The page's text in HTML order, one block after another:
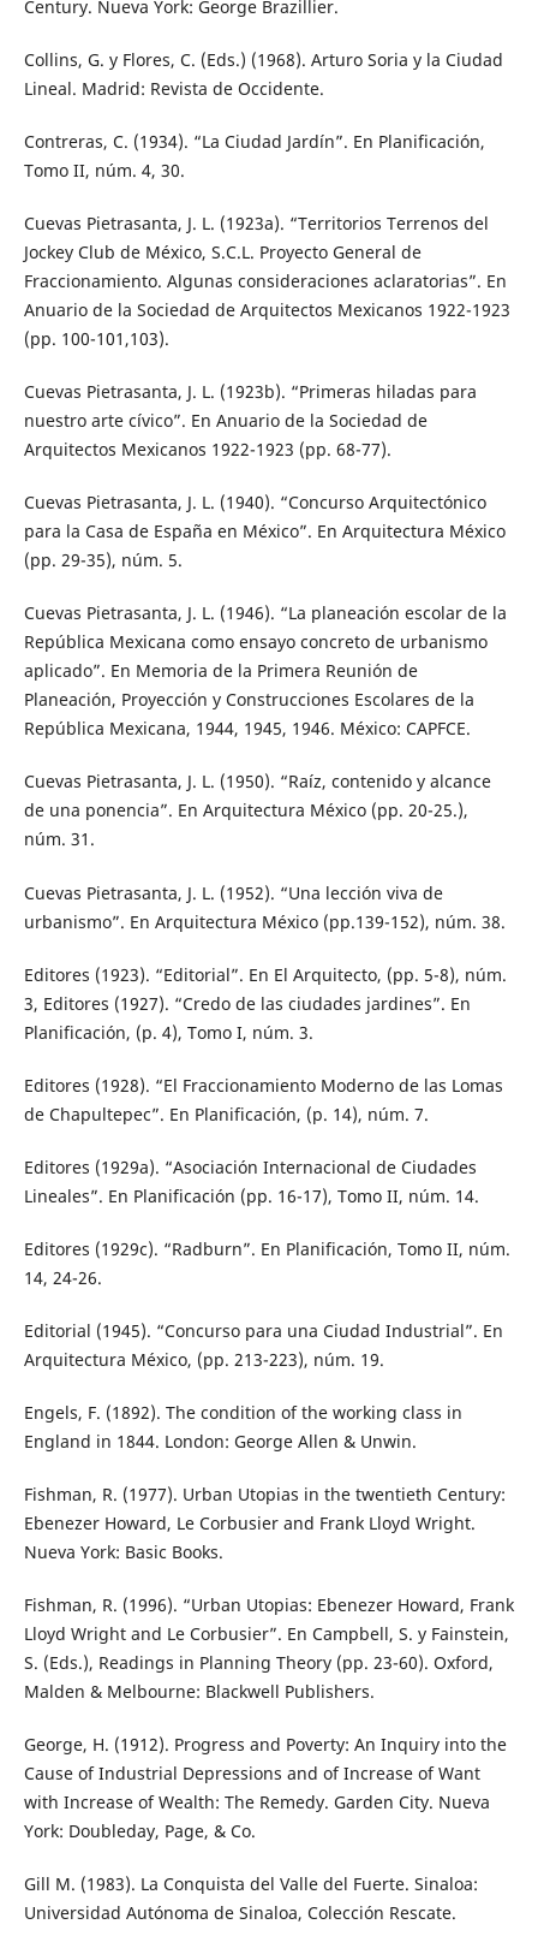
Century. Nueva York: George Brazillier.
Collins, G. y Flores, C. (Eds.) (1968). Arturo Soria y la Ciudad
Lineal. Madrid: Revista de Occidente.
Contreras, C. (1934). “La Ciudad Jardín”. En Planificación,
Tomo II, núm. 4, 30.
Cuevas Pietrasanta, J. L. (1923a). “Territorios Terrenos del
Jockey Club de México, S.C.L. Proyecto General de
Fraccionamiento. Algunas consideraciones aclaratorias”. En
Anuario de la Sociedad de Arquitectos Mexicanos 1922-1923
(pp. 100-101,103).
Cuevas Pietrasanta, J. L. (1923b). “Primeras hiladas para
nuestro arte cívico”. En Anuario de la Sociedad de
Arquitectos Mexicanos 1922-1923 (pp. 68-77).
Cuevas Pietrasanta, J. L. (1940). “Concurso Arquitectónico
para la Casa de España en México”. En Arquitectura México
(pp. 29-35), núm. 5.
Cuevas Pietrasanta, J. L. (1946). “La planeación escolar de la
República Mexicana como ensayo concreto de urbanismo
aplicado”. En Memoria de la Primera Reunión de
Planeación, Proyección y Construcciones Escolares de la
República Mexicana, 1944, 1945, 1946. México: CAPFCE.
Cuevas Pietrasanta, J. L. (1950). “Raíz, contenido y alcance
de una ponencia”. En Arquitectura México (pp. 20-25.),
núm. 31.
Cuevas Pietrasanta, J. L. (1952). “Una lección viva de
urbanismo”. En Arquitectura México (pp.139-152), núm. 38.
Editores (1923). “Editorial”. En El Arquitecto, (pp. 5-8), núm.
3, Editores (1927). “Credo de las ciudades jardines”. En
Planificación, (p. 4), Tomo I, núm. 3.
Editores (1928). “El Fraccionamiento Moderno de las Lomas
de Chapultepec”. En Planificación, (p. 14), núm. 7.
Editores (1929a). “Asociación Internacional de Ciudades
Lineales”. En Planificación (pp. 16-17), Tomo II, núm. 14.
Editores (1929c). “Radburn”. En Planificación, Tomo II, núm.
14, 24-26.
Editorial (1945). “Concurso para una Ciudad Industrial”. En
Arquitectura México, (pp. 213-223), núm. 19.
Engels, F. (1892). The condition of the working class in
England in 1844. London: George Allen & Unwin.
Fishman, R. (1977). Urban Utopias in the twentieth Century:
Ebenezer Howard, Le Corbusier and Frank Lloyd Wright.
Nueva York: Basic Books.
Fishman, R. (1996). “Urban Utopias: Ebenezer Howard, Frank
Lloyd Wright and Le Corbusier”. En Campbell, S. y Fainstein,
S. (Eds.), Readings in Planning Theory (pp. 23-60). Oxford,
Malden & Melbourne: Blackwell Publishers.
George, H. (1912). Progress and Poverty: An Inquiry into the
Cause of Industrial Depressions and of Increase of Want
with Increase of Wealth: The Remedy. Garden City. Nueva
York: Doubleday, Page, & Co.
Gill M. (1983). La Conquista del Valle del Fuerte. Sinaloa:
Universidad Autónoma de Sinaloa, Colección Rescate.